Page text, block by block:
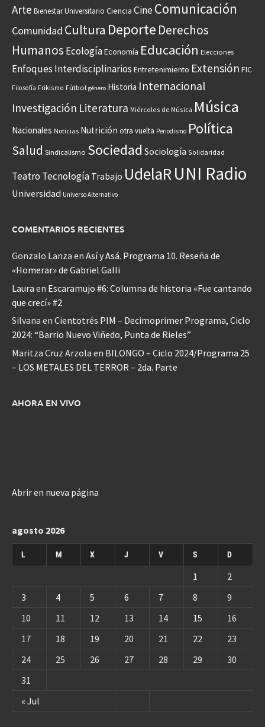
Arte Bienestar Universitario Ciencia CineComunicación
Comunidad Cultura Deporte Derechos
Humanos EcologíaEconomía Educación Elecciones
Enfoques Interdisciplinarios Entretenimiento Extensión FIC
Filosofía Frikismo Fútbol género Historia Internacional
Investigación Literatura Miércoles de Música Música
Nacionales Noticias Nutrición otra vuelta Periodismo Política
Salud Sindicalismo Sociedad Sociología Solidaridad
Teatro Tecnología Trabajo UdelaRUNI Radio
Universidad Universo Alternativo
COMENTARIOS RECIENTES
Gonzalo Lanza en Así y Asá. Programa 10. Reseña de
«Homerar» de Gabriel Galli
Laura en Escaramujo #6: Columna de historia «Fue cantando
que crecí» #2
Silvana en Cientotrés PIM – Decimoprimer Programa, Ciclo
2024: “Barrio Nuevo Viñedo, Punta de Rieles”
Maritza Cruz Arzola en BILONGO – Ciclo 2024/Programa 25
– LOS METALES DEL TERROR – 2da. Parte
AHORA EN VIVO
Abrir en nueva página
agosto 2026
L M X J V S D
« Jul
1
2
3
4 5 6 7 8
9
10
11 12 13 14 15
16
17
18 19 20 21 22
23
24
25 26 27 28 29
30
31